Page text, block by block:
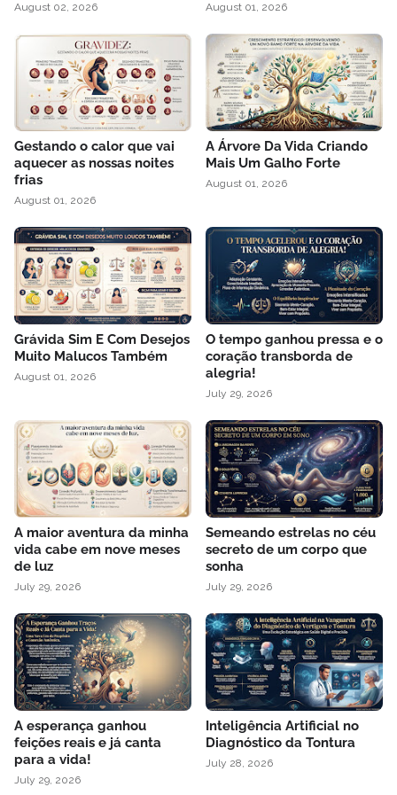
August 02, 2026 August 01, 2026
Gestando o calor que vai
aquecer as nossas noites
frias
August 01, 2026
A Árvore Da Vida Criando
Mais Um Galho Forte
August 01, 2026
Grávida Sim E Com Desejos
Muito Malucos Também
August 01, 2026
O tempo ganhou pressa e o
coração transborda de
alegria!
July 29, 2026
A maior aventura da minha
vida cabe em nove meses
de luz
July 29, 2026
Semeando estrelas no céu
secreto de um corpo que
sonha
July 29, 2026
A esperança ganhou
feições reais e já canta
para a vida!
July 29, 2026
Inteligência Artificial no
Diagnóstico da Tontura
July 28, 2026